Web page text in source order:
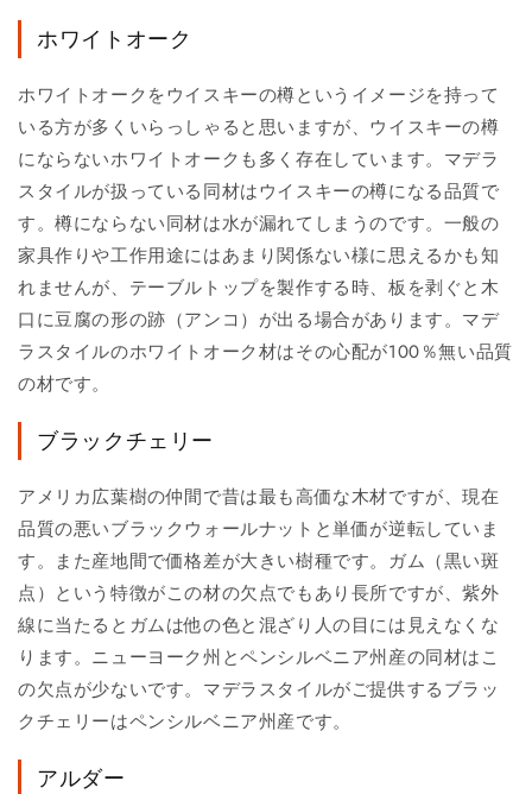
ホワイトオーク
ホワイトオークをウイスキーの樽というイメージを持って
いる方が多くいらっしゃると思いますが、ウイスキーの樽
にならないホワイトオークも多く存在しています。マデラ
スタイルが扱っている同材はウイスキーの樽になる品質で
す。樽にならない同材は水が漏れてしまうのです。一般の
家具作りや工作用途にはあまり関係ない様に思えるかも知
れませんが、テーブルトップを製作する時、板を剥ぐと木
口に豆腐の形の跡（アンコ）が出る場合があります。マデ
ラスタイルのホワイトオーク材はその心配が100％無い品質
の材です。
ブラックチェリー
アメリカ広葉樹の仲間で昔は最も高価な木材ですが、現在
品質の悪いブラックウォールナットと単価が逆転していま
す。また産地間で価格差が大きい樹種です。ガム（黒い斑
点）という特徴がこの材の欠点でもあり長所ですが、紫外
線に当たるとガムは他の色と混ざり人の目には見えなくな
ります。ニューヨーク州とペンシルベニア州産の同材はこ
の欠点が少ないです。マデラスタイルがご提供するブラッ
クチェリーはペンシルベニア州産です。
アルダー